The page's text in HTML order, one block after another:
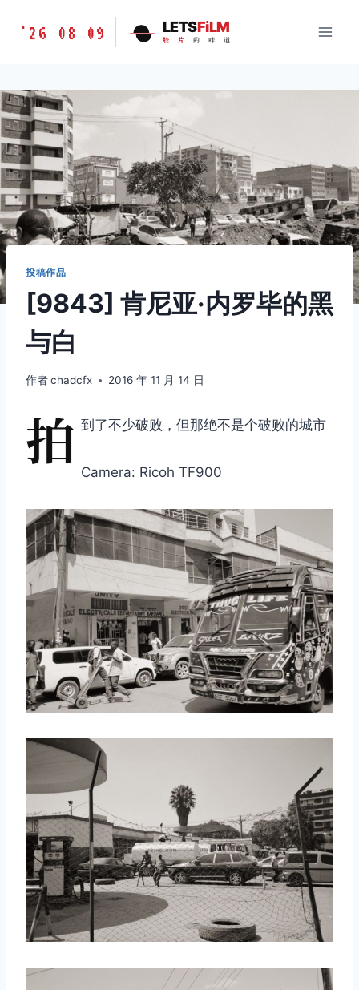
胶
味
道
LETSFILM
'26 08 09 LETSFiLM
胶 片 的 味 道
投稿作品
[9843] 肯尼亚·内罗毕的黑
与白
作者chadcfx 2016 年 11 月 14 日
拍 到了不少破败，但那绝不是个破败的城市
Camera: Ricoh TF900